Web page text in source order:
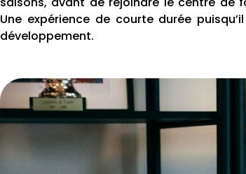
Une expérience de courte durée
développement.